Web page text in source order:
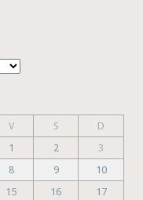
V S
D
1
2
3
8 9
10
15 16
17